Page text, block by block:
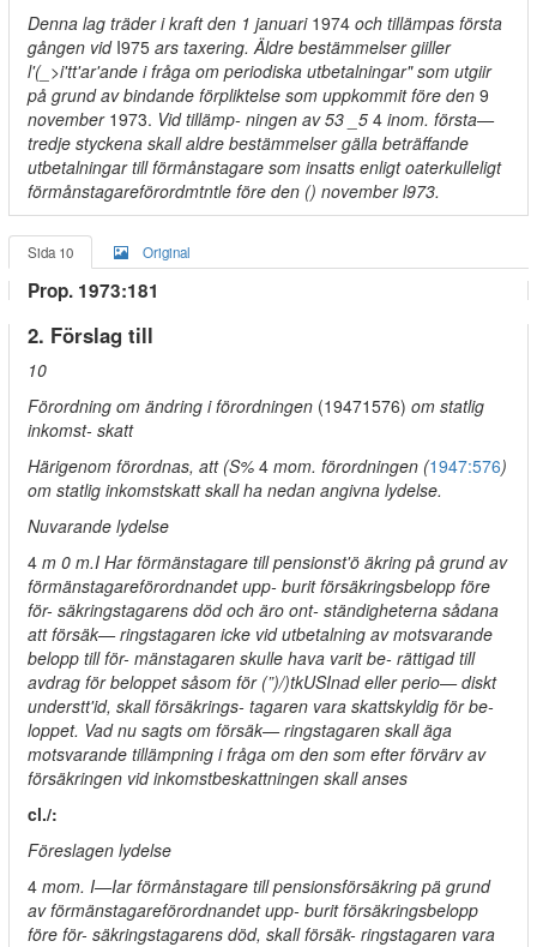
Denna lag träder i kraft den 1 januari 1974 och tillämpas första
gången vid I975 ars taxering. Äldre bestämmelser giiller
l'(_>i'tt'ar'ande i fråga om periodiska utbetalningar" som utgiir
på grund av bindande förpliktelse som uppkommit före den 9
november 1973. Vid tillämp- ningen av 53 _5 4 inom. första—
tredje styckena skall aldre bestämmelser gälla beträffande
utbetalningar till förmånstagare som insatts enligt oaterkulleligt
förmånstagareförordmtntle före den () november l973.
Sida 10 Original
Prop. 1973:181
2. Förslag till
10
Förordning om ändring i förordningen (19471576) om statlig
inkomst- skatt
Härigenom förordnas, att (S% 4 mom. förordningen (1947:576)
om statlig inkomstskatt skall ha nedan angivna lydelse.
Nuvarande lydelse
4 m 0 m.I Har förmänstagare till pensionst'ö äkring på grund av
förmänstagareförordnandet upp- burit försäkringsbelopp före
för- säkringstagarens död och äro ont- ständigheterna sådana
att försäk— ringstagaren icke vid utbetalning av motsvarande
belopp till för- mänstagaren skulle hava varit be- rättigad till
avdrag för beloppet såsom för (”)/)tkUSInad eller perio— diskt
understt'id, skall försäkrings- tagaren vara skattskyldig för be-
loppet. Vad nu sagts om försäk— ringstagaren skall äga
motsvarande tillämpning i fråga om den som efter förvärv av
försäkringen vid inkomstbeskattningen skall anses
cl./:
Föreslagen lydelse
4 mom. I—Iar förmånstagare till pensionsförsäkring pä grund
av förmänstagareförordnandet upp- burit försäkringsbelopp
före för- säkringstagarens död, skall försäk- ringstagaren vara